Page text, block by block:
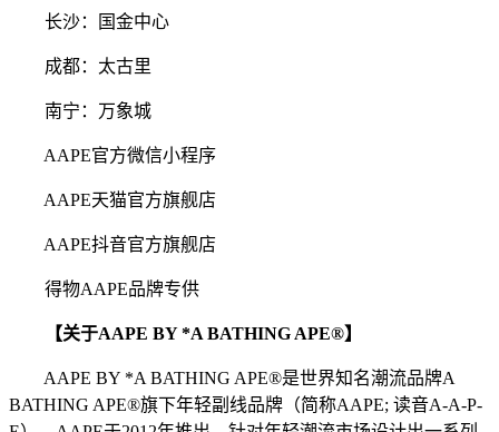
长沙：国金中心
成都：太古里
南宁：万象城
AAPE官方微信小程序
AAPE天猫官方旗舰店
AAPE抖音官方旗舰店
得物AAPE品牌专供
【关于AAPE BY *A BATHING APE®】
AAPE BY *A BATHING APE®是世界知名潮流品牌A
BATHING APE®旗下年轻副线品牌（简称AAPE; 读音A-A-P-